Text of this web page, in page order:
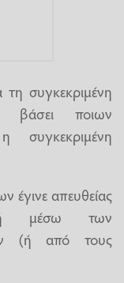
συγκεκριμένη
βάσει ποιων
συγκεκριμένη
έγινε απευθείας
μέσω των
(ή από τους